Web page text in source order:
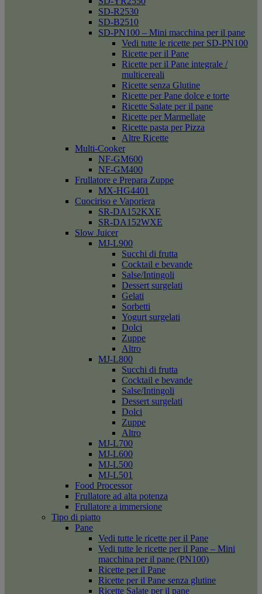
SD-R2530
SD-B2510
SD-PN100 – Mini macchina per il pane
Vedi tutte le ricette per SD-PN100
Ricette per il Pane
Ricette per il Pane integrale /
multicereali
Ricette senza Glutine
Ricette per Pane dolce e torte
Ricette Salate per il pane
Ricette per Marmellate
Ricette pasta per Pizza
Altre Ricette
Multi-Cooker
NF-GM600
NF-GM400
Frullatore e Prepara Zuppe
MX-HG4401
Cuociriso e Vaporiera
SR-DA152KXE
SR-DA152WXE
Slow Juicer
MJ-L900
Succhi di frutta
Cocktail e bevande
Salse/Intingoli
Dessert surgelati
Gelati
Sorbetti
Yogurt surgelati
Dolci
Zuppe
Altro
MJ-L800
Succhi di frutta
Cocktail e bevande
Salse/Intingoli
Dessert surgelati
Dolci
Zuppe
Altro
MJ-L700
MJ-L600
MJ-L500
MJ-L501
Food Processor
Frullatore ad alta potenza
Frullatore a immersione
Tipo di piatto
Pane
Vedi tutte le ricette per il Pane
Vedi tutte le ricette per il Pane – Mini
macchina per il pane (PN100)
Ricette per il Pane
Ricette per il Pane senza glutine
Ricette Salate per il pane